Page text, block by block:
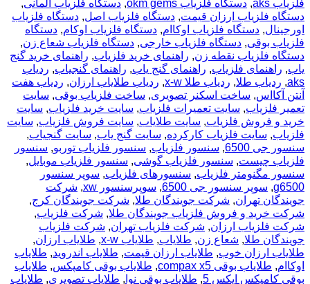
فلزیاب aks
, دستگاه فلزیاب okm gems , دستگاه فلزیاب آلمانی,
دستگاه فلزیاب ارزان قیمت, دستگاه فلزیاب اصل, دستگاه فلزیاب
اورجینال, دستگاه فلزیاب اوکاام, دستگاه فلزیاب اوکام, دستگاه
فلزیاب بوقی, دستگاه فلزیاب خارجی, دستگاه فلزیاب شعاع زن,
دستگاه فلزیاب نقطه زن, راهنمای خرید فلزیاب, راهنمای خرید گنج
یاب, راهنمای فلزیاب, راهنمای گنج یاب, راهنمای گنجیاب, ردیاب
aks
, ردیاب طلا, ردیاب طلا x-w , ردیاب طلایاب ارزان, ردیاب هفت
آنتن آکااس, ساخت اسکنر تصویری, ساخت فلزیاب بوقی, سایت
تعمیر فلزیاب, سایت تعمیرات فلزیاب, سایت خرید فلزیاب, سایت
خرید و فروش فلزیاب, سایت طلایاب, سایت فروش فلزیاب, سایت
فلزیاب, سایت فلزیاب کارکرده, سایت گنج یاب, سایت گنجیاب,
سنسور جی 6500
, سنسور فلزیاب, سنسور فلزیاب توربو, سنسور
فلزیاب چیست, سنسور فلزیاب گوشی, سنسور فلزیاب موبایل,
سنسور مگنومتر فلزیاب, سنسورهای فلزیاب, سوپر سنسور
g6500
, سوپر سنسور جی 6500 , سوپرسنسور xw , شرکت
جویندگان تهران, شرکت جویندگان طلا, شرکت جویندگان کرج,
شرکت خرید و فروش فلزیاب جویندگان طلا, شرکت فلزیاب,
شرکت فلزیاب ارزان, شرکت فلزیاب تهران, شرکت فلزیاب
جویندگان طلا, شعاع زن, طلایاب, طلایاب x-w , طلایاب ارزان,
طلایاب ارزان خوب, طلایاب ارزان قیمت, طلایاب اندروید, طلایاب
اوکاام, طلایاب بوقی compax x5 , طلایاب بوقی کامپکس, طلایاب
بوقی کامپکس ایکس 5
, طلایاب بوقی نوا , طلایاب تصویری, طلایاب